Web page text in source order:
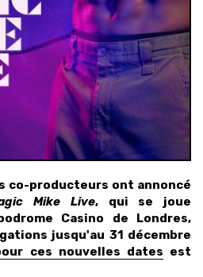
co-producteurs ont annoncé
Mike Live, qui se joue
Casino de Londres,
jusqu'au 31 décembre
ces nouvelles dates est